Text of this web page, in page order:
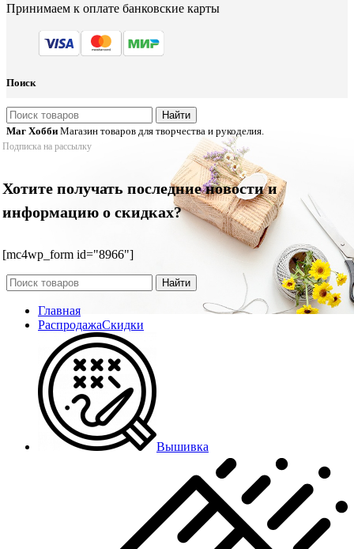
Принимаем к оплате банковские карты
Поиск
Найти
Маг Хобби Магазин товаров для творчества и рукоделия.
Подписка на рассылку
Хотите получать последние новости и
информацию о скидках?
[mc4wp_form id="8966"]
Найти
Главная
РаспродажаСкидки
Вышивка